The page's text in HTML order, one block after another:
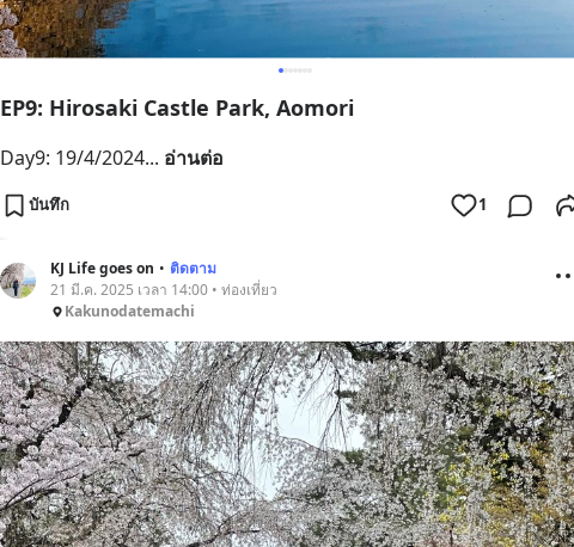
EP9: Hirosaki Castle Park, Aomori
Day9: 19/4/2024... อ่านต่อ
บันทึก 1
KJ Life goes on • ติดตาม
21 มี.ค. 2025 เวลา 14:00 • ท่องเที่ยว
Kakunodatemachi